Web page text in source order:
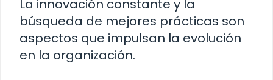
La innovación constante y la
búsqueda de mejores prácticas son
aspectos que impulsan la evolución
en la organización.